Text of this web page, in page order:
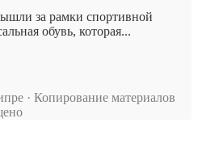
за рамки спортивной
обувь, которая...
· Копирование материалов